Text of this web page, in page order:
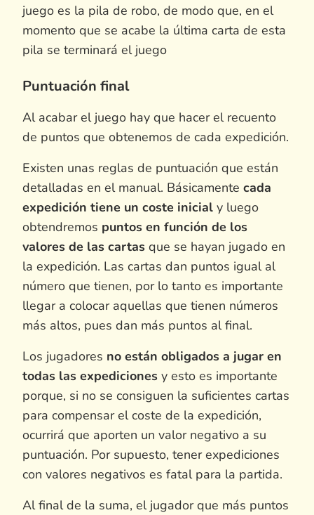
juego es la pila de robo, de modo que, en el
momento que se acabe la última carta de esta
pila se terminará el juego
Puntuación final
Al acabar el juego hay que hacer el recuento
de puntos que obtenemos de cada expedición.
Existen unas reglas de puntuación que están
detalladas en el manual. Básicamente cada
expedición tiene un coste inicial y luego
obtendremos puntos en función de los
valores de las cartas que se hayan jugado en
la expedición. Las cartas dan puntos igual al
número que tienen, por lo tanto es importante
llegar a colocar aquellas que tienen números
más altos, pues dan más puntos al final.
Los jugadores no están obligados a jugar en
todas las expediciones y esto es importante
porque, si no se consiguen la suficientes cartas
para compensar el coste de la expedición,
ocurrirá que aporten un valor negativo a su
puntuación. Por supuesto, tener expediciones
con valores negativos es fatal para la partida.
Al final de la suma, el jugador que más puntos